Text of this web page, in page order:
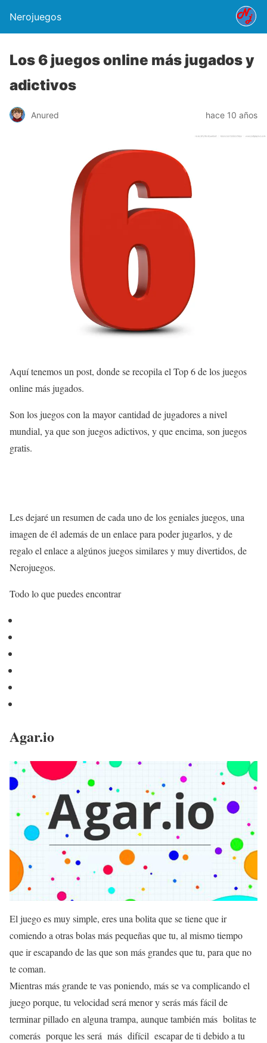
Nerojuegos
Los 6 juegos online más jugados y
adictivos
Anured hace 10 años
Aquí tenemos un post, donde se recopila el Top 6 de los juegos
online más jugados.
Son los juegos con la mayor cantidad de jugadores a nivel
mundial, ya que son juegos adictivos, y que encima, son juegos
gratis.
Les dejaré un resumen de cada uno de los geniales juegos, una
imagen de él además de un enlace para poder jugarlos, y de
regalo el enlace a algúnos juegos similares y muy divertidos, de
Nerojuegos.
Todo lo que puedes encontrar
Agar.io
El juego es muy simple, eres una bolita que se tiene que ir
comiendo a otras bolas más pequeñas que tu, al mismo tiempo
que ir escapando de las que son más grandes que tu, para que no
te coman.
Mientras más grande te vas poniendo, más se va complicando el
juego porque, tu velocidad será menor y serás más fácil de
terminar pillado en alguna trampa, aunque también más bolitas te
comerás porque les será más difícil escapar de ti debido a tu